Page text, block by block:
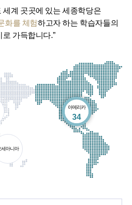
세계 곳곳에 있는 세종학당은
화를 체험하고자 하는 학습자들의
로 가득합니다.”
아메리카
34
개소
세아니아